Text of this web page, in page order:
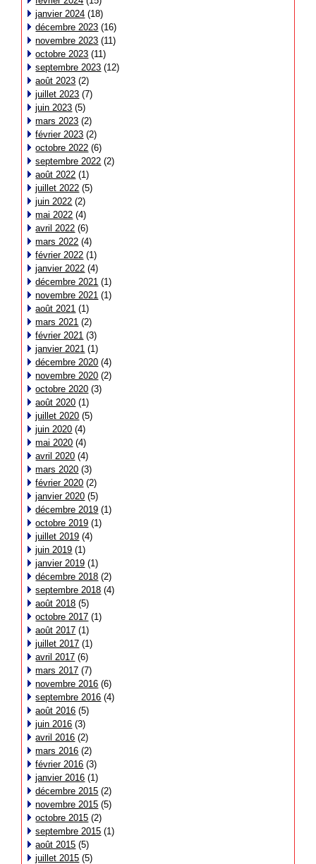
janvier 2024 (18)
décembre 2023 (16)
novembre 2023 (11)
octobre 2023 (11)
septembre 2023 (12)
août 2023 (2)
juillet 2023 (7)
juin 2023 (5)
mars 2023 (2)
février 2023 (2)
octobre 2022 (6)
septembre 2022 (2)
août 2022 (1)
juillet 2022 (5)
juin 2022 (2)
mai 2022 (4)
avril 2022 (6)
mars 2022 (4)
février 2022 (1)
janvier 2022 (4)
décembre 2021 (1)
novembre 2021 (1)
août 2021 (1)
mars 2021 (2)
février 2021 (3)
janvier 2021 (1)
décembre 2020 (4)
novembre 2020 (2)
octobre 2020 (3)
août 2020 (1)
juillet 2020 (5)
juin 2020 (4)
mai 2020 (4)
avril 2020 (4)
mars 2020 (3)
février 2020 (2)
janvier 2020 (5)
décembre 2019 (1)
octobre 2019 (1)
juillet 2019 (4)
juin 2019 (1)
janvier 2019 (1)
décembre 2018 (2)
septembre 2018 (4)
août 2018 (5)
octobre 2017 (1)
août 2017 (1)
juillet 2017 (1)
avril 2017 (6)
mars 2017 (7)
novembre 2016 (6)
septembre 2016 (4)
août 2016 (5)
juin 2016 (3)
avril 2016 (2)
mars 2016 (2)
février 2016 (3)
janvier 2016 (1)
décembre 2015 (2)
novembre 2015 (5)
octobre 2015 (2)
septembre 2015 (1)
août 2015 (5)
juillet 2015 (5)